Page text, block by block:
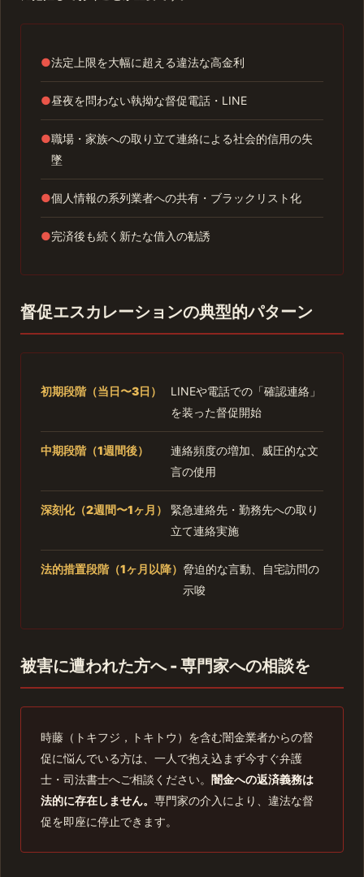
●法定上限を大幅に超える違法な高金利
●昼夜を問わない執拗な督促電話・LINE
●職場・家族への取り立て連絡による社会的信用の失
墜
●個人情報の系列業者への共有・ブラックリスト化
●完済後も続く新たな借入の勧誘
督促エスカレーションの典型的パターン
初期段階（当日〜3日）
LINEや電話での「確認連絡」
を装った督促開始
中期段階（1週間後）
連絡頻度の増加、威圧的な文
言の使用
深刻化（2週間〜1ヶ月）
緊急連絡先・勤務先への取り
立て連絡実施
法的措置段階（1ヶ月以降） 脅迫的な言動、自宅訪問の
示唆
被害に遭われた方へ - 専門家への相談を
時藤（トキフジ，トキトウ）を含む闇金業者からの督
促に悩んでいる方は、一人で抱え込まず今すぐ弁護
士・司法書士へご相談ください。 闇金への返済義務は
法的に存在しません。 専門家の介入により、違法な督
促を即座に停止できます。